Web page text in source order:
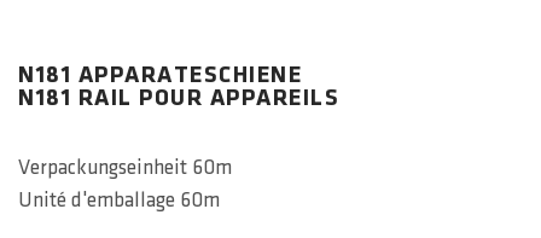
N181 APPARATESCHIENE
N181 RAIL POUR APPAREILS
Verpackungseinheit 60m
Unité d'emballage 60m